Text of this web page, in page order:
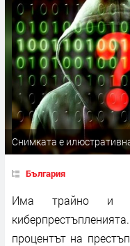
Снимката е
България
Има трайно и
процентът на